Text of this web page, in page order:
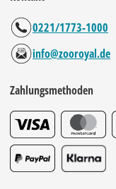
0221/1773-1000
info@zooroyal.de
Zahlungsmethoden